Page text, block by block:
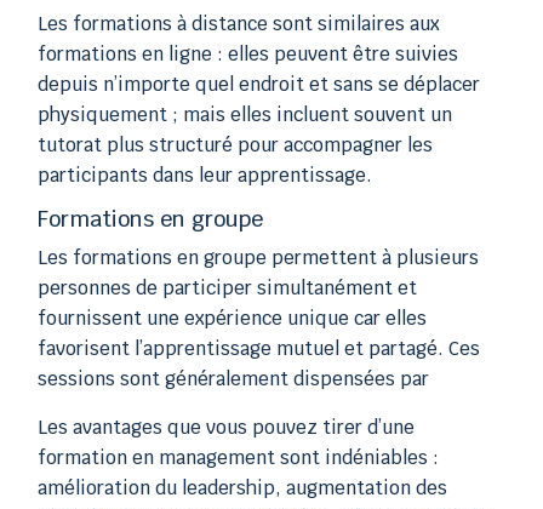
Les formations à distance sont similaires aux
formations en ligne : elles peuvent être suivies
depuis n’importe quel endroit et sans se déplacer
physiquement ; mais elles incluent souvent un
tutorat plus structuré pour accompagner les
participants dans leur apprentissage.
Formations en groupe
Les formations en groupe permettent à plusieurs
personnes de participer simultanément et
fournissent une expérience unique car elles
favorisent l’apprentissage mutuel et partagé. Ces
sessions sont généralement dispensées par
Les avantages que vous pouvez tirer d’une
formation en management sont indéniables :
amélioration du leadership, augmentation des